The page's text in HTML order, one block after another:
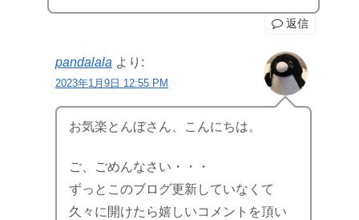
返信
pandalala より:
2023年1月9日 12:55 PM
お気楽とんぼさん、こんにちは。
ご、ごめんなさい・・・
ずっとこのブログ更新していなくて
久々に開けたら嬉しいコメントを頂い